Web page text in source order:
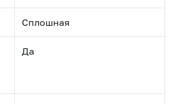
Сплошная
Да